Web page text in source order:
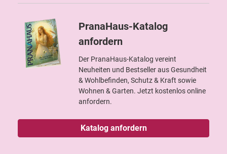
PranaHaus-Katalog
anfordern
Der PranaHaus-Katalog vereint
Neuheiten und Bestseller aus Gesundheit
& Wohlbefinden, Schutz & Kraft sowie
Wohnen & Garten. Jetzt kostenlos online
anfordern.
Katalog anfordern